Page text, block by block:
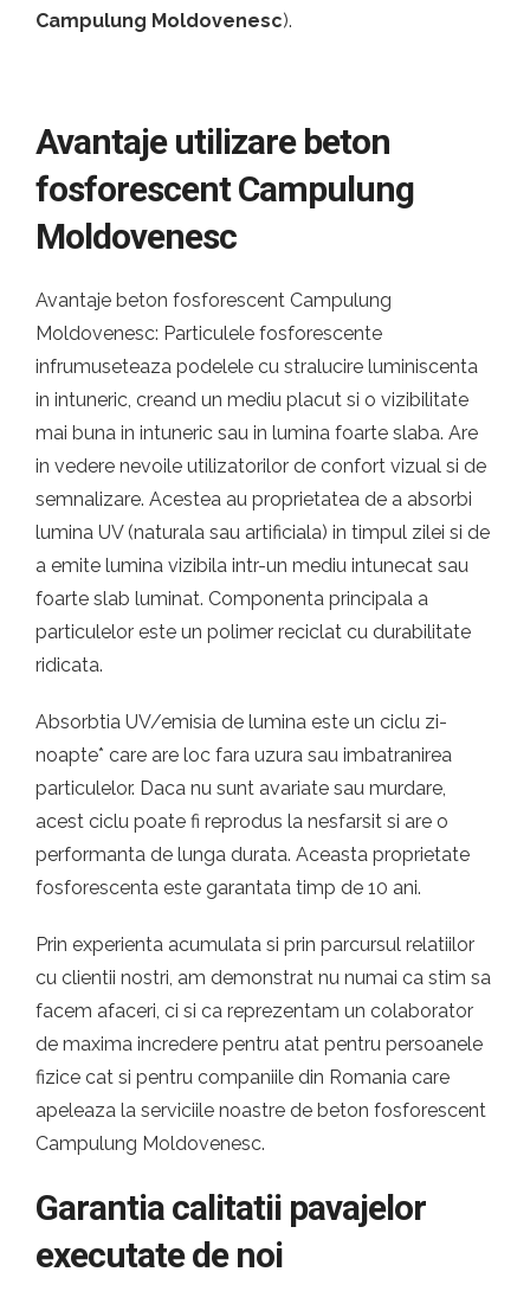
Campulung Moldovenesc).
Avantaje utilizare beton
fosforescent Campulung
Moldovenesc
Avantaje beton fosforescent Campulung
Moldovenesc: Particulele fosforescente
infrumuseteaza podelele cu stralucire luminiscenta
in intuneric, creand un mediu placut si o vizibilitate
mai buna in intuneric sau in lumina foarte slaba. Are
in vedere nevoile utilizatorilor de confort vizual si de
semnalizare. Acestea au proprietatea de a absorbi
lumina UV (naturala sau artificiala) in timpul zilei si de
a emite lumina vizibila intr-un mediu intunecat sau
foarte slab luminat. Componenta principala a
particulelor este un polimer reciclat cu durabilitate
ridicata.
Absorbtia UV/emisia de lumina este un ciclu zi-
noapte* care are loc fara uzura sau imbatranirea
particulelor. Daca nu sunt avariate sau murdare,
acest ciclu poate fi reprodus la nesfarsit si are o
performanta de lunga durata. Aceasta proprietate
fosforescenta este garantata timp de 10 ani.
Prin experienta acumulata si prin parcursul relatiilor
cu clientii nostri, am demonstrat nu numai ca stim sa
facem afaceri, ci si ca reprezentam un colaborator
de maxima incredere pentru atat pentru persoanele
fizice cat si pentru companiile din Romania care
apeleaza la serviciile noastre de beton fosforescent
Campulung Moldovenesc.
Garantia calitatii pavajelor
executate de noi